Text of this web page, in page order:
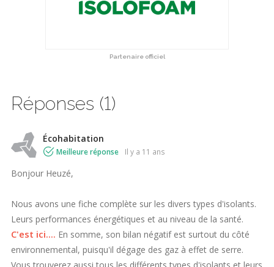
Partenaire officiel
Réponses (1)
Écohabitation
Meilleure réponse il y a 11 ans
Bonjour Heuzé,
Nous avons une fiche complète sur les divers types d'isolants.
Leurs performances énergétiques et au niveau de la santé.
C'est ici.... En somme, son bilan négatif est surtout du côté
environnemental, puisqu'il dégage des gaz à effet de serre.
Vous trouverez aussi tous les différents types d'isolants et leurs